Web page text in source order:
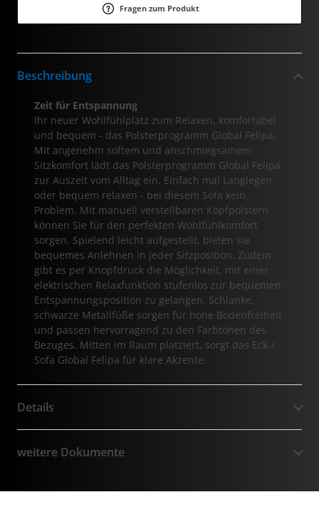
Fragen zum Produkt
Beschreibung
Zeit für Entspannung
Ihr neuer Wohlfühlplatz zum Relaxen, komfortabel
und bequem - das Polsterprogramm Global Felipa.
Mit angenehm softem und anschmiegsamem
Sitzkomfort lädt das Polsterprogramm Global Felipa
zur Auszeit vom Alltag ein. Einfach mal Langlegen
oder bequem relaxen - bei diesem Sofa kein
Problem. Mit manuell verstellbaren Kopfpolstern
können Sie für den perfekten Wohlfühlkomfort
sorgen. Spielend leicht aufgestellt, bieten sie
bequemes Anlehnen in jeder Sitzposition. Zudem
gibt es per Knopfdruck die Möglichkeit, mit einer
elektrischen Relaxfunktion stufenlos zur bequemen
Entspannungsposition zu gelangen. Schlanke,
schwarze Metallfüße sorgen für hohe Bodenfreiheit
und passen hervorragend zu den Farbtönen des
Bezuges. Mitten im Raum platziert, sorgt das Eck-/
Sofa Global Felipa für klare Akzente.
Details
weitere Dokumente